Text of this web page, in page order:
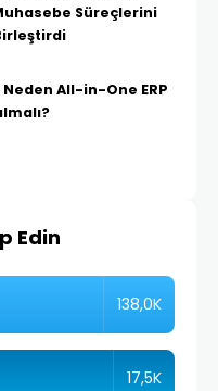
Süreçlerini
All-in-One ERP
Edin
138,0K
17,5K